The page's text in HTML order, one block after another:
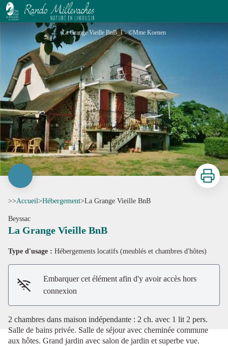
La Grange Vieille BnB
La Grange Vieille BnB_1 - ©Mme Koenen
Voir l'image en plein écran
Imprimer
>>Accueil>Hébergement>La Grange Vieille BnB
Beyssac
La Grange Vieille BnB
Type d'usage : Hébergements locatifs (meublés et chambres d'hôtes)
Embarquer cet élément afin d'y avoir accès hors
connexion
2 chambres dans maison indépendante : 2 ch. avec 1 lit 2 pers.
Salle de bains privée. Salle de séjour avec cheminée commune
aux hôtes. Grand jardin avec salon de jardin et superbe vue.